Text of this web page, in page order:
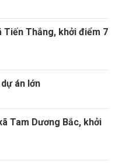
Tiến Thắng, khởi điểm 7
án lớn
Tam Dương Bắc, khởi